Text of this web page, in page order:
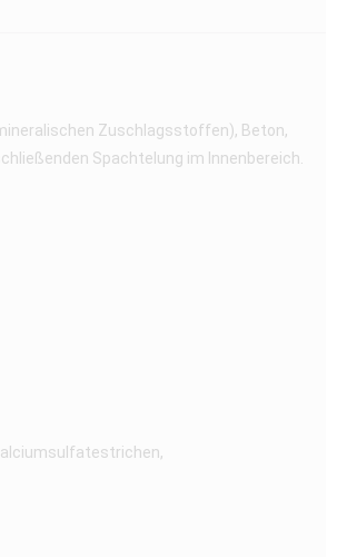
Zuschlagsstoffen), Beton,
Spachtelung im Innenbereich.